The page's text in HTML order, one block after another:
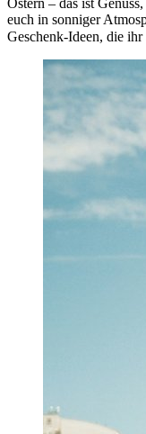
euch in sonniger
Geschenk-Ideen, die